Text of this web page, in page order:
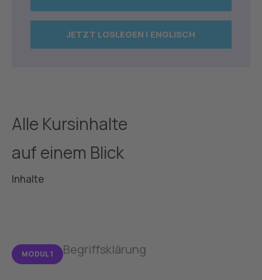
JETZT LOSLEGEN | ENGLISCH
Alle Kursinhalte
auf einem Blick
Inhalte
MODUL 1 Begriffsklärung